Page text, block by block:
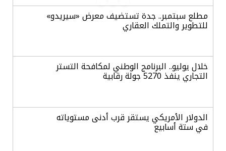
مطلع سبتمبر.. جدة تستضيف معرض «سيريدو»
للتطوير والتملك العقاري
خلال يوليو.. البرنامج الوطني لمكافحة التستر
التجاري ينفذ 5270 جولة رقابية
الدولار الأمريكي يستقر قرب أدنى مستوياته
في ستة أسابيع